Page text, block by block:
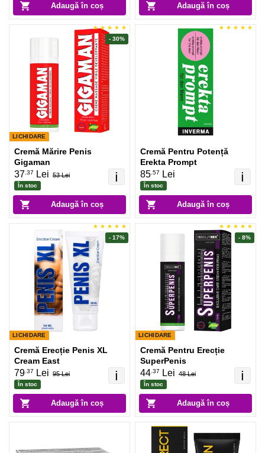
Adaugă în coș Adaugă în coș
LICHIDARE
Adaugă în coș
ℹ️
Cremă Mărire Penis
Gigaman
37 .37 Lei 53 Lei
În stoc
- 30%
Adaugă în coș
ℹ️
Cremă Pentru Potență
Erekta Prompt
85 .57 Lei
În stoc
LICHIDARE
Adaugă în coș
ℹ️
Cremă Erecție Penis XL
Cream East
79 .37 Lei 95 Lei
În stoc
- 17%
LICHIDARE
Adaugă în coș
ℹ️
Cremă Pentru Erecție
SuperPenis
44 .37 Lei 48 Lei
În stoc
- 8%